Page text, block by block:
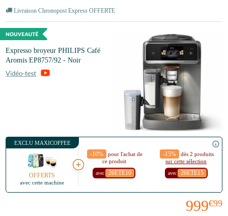
Livraison Chronopost Express OFFERTE
Expresso broyeur PHILIPS Café
Aromis EP8757/92 - Noir
EXCLU MAXICOFFEE
OFFERTS
avec cette machine
-10%
pour l'achat de
ce produit
avec 26ETE10
-15%
dès 2 produits
sur cette sélection
avec 26ETE15
999€99